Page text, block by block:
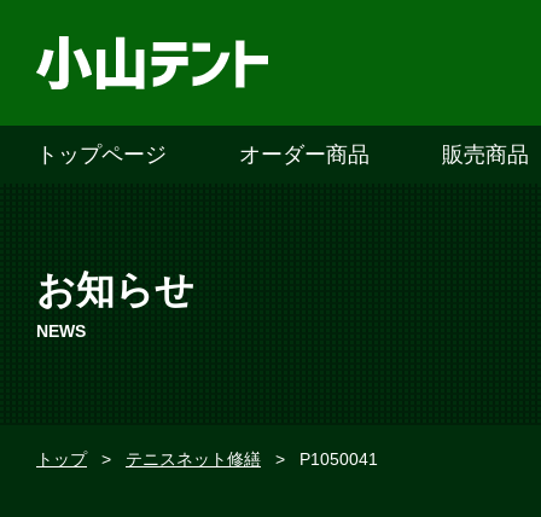
トップページ オーダー商品 販売商品
お知らせ
NEWS
トップ > テニスネット修繕 > P1050041